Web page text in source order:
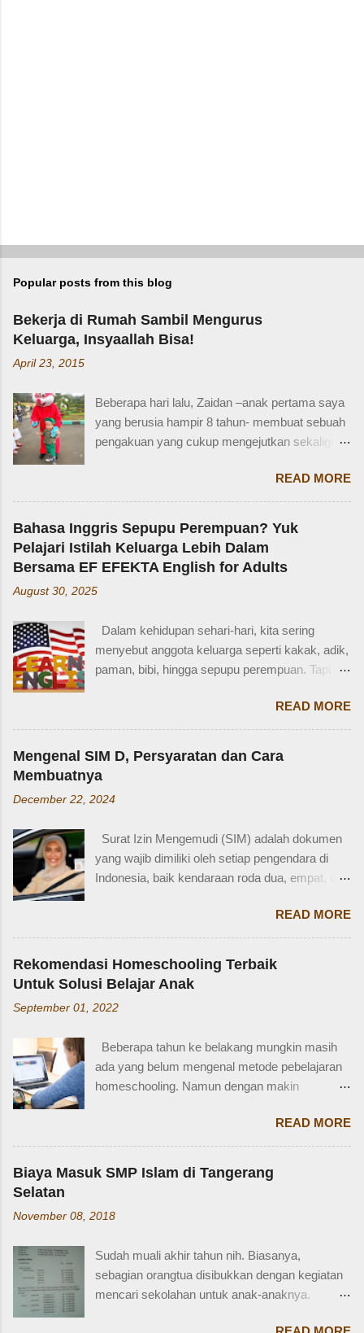
Popular posts from this blog
Bekerja di Rumah Sambil Mengurus
Keluarga, Insyaallah Bisa!
April 23, 2015
Beberapa hari lalu, Zaidan –anak pertama saya
yang berusia hampir 8 tahun- membuat sebuah
pengakuan yang cukup mengejutkan sekaligus
Zaidan: “Mi, waktu kakak kecil, kakak pernah
ditinggal beli sayur sama mba. Waktu itu
kakaknya lagi tidur. Terus kakak nangis. Sama
tetangga, kakak diajak main dan dipinjami
mainan.” Saya langsung memberondong Zaidan
dengan berbagai pertanyaan. Mbak yang
mana? Tetangga yang mana? Kejadiannya
tidak ingat detailnya. Ayau, mungkin juga dia
terkejut juga dengan reaksi saya. Bagaimana
tidak terkejut. Saya taksir usia Zaidan sekitar
Zaidan duduk di bangku TK, saya sudah tidak
bekerja di luar rumah. Meniggalkan anak usia
segitu, sendiri di rumah, tentu saja saya terkejut.
Memang beli sayur tak lama, 5 atau 10 menit
mungkin selesai kalau tidak antri. Tapi,
orang yang punya kese...
READ MORE
Bahasa Inggris Sepupu Perempuan? Yuk
Pelajari Istilah Keluarga Lebih Dalam
Bersama EF EFEKTA English for Adults
August 30, 2025
Dalam kehidupan sehari-hari, kita sering
menyebut anggota keluarga seperti kakak, adik,
paman, bibi, hingga sepupu perempuan. Tapi
bahasa Inggris? Salah satu contoh yang
menarik adalah bahasa Inggris sepupu
perempuan . Banyak orang mungkin tahu kata
"cousin", tapi tahukah kamu bahwa sepupu
female cousin? Memahami kosakata keluarga
percakapan santai, tetapi juga saat menulis,
traveling, bahkan dalam lingkungan kerja
internasional. Mengenal istilah keluarga akan
memperkenalkan diri atau menceritakan silsilah
keluarga. Contohnya, dalam bahasa Inggris:
Ayah = Father Ibu = Mother Kakak laki-laki =
Older brother Adik perempuan = Younger sister
Paman = Uncle Bibi = Aunt Sepupu perempuan
Seringkali, kita hanya menggunakan "cousin"
tanpa membed...
READ MORE
Mengenal SIM D, Persyaratan dan Cara
Membuatnya
December 22, 2024
Surat Izin Mengemudi (SIM) adalah dokumen
yang wajib dimiliki oleh setiap pengendara di
Indonesia, baik kendaraan roda dua, empat, dan
salah satunya adalah SIM D. Karena tidak
terlalu populer, banyak yang bertanya SIM D
untuk pengendara apa ya? Mengenal SIM D,
Persayaratan dan Cara Membuatnya
Berdasarkan webstite resmi humas.polri.go.id,
SIM D khusus dibuat untuk pengendara dengan
Disabiltas juga adalah manusia biasa yang
berhak berkendara untuk melakukan
aktifitasnya seperti mencari nafkah, menuntut
memfasilitasi dengan SIM khusus sesuai
dengan yang dibutuhkan. SIM D yang berlaku di
Indonesia dibagi menjadi dua macam yaitu SIM
SIM C, dan SIM D1 untuk pengendara mobil
dengan Perpol Nomor 5 Tahun 2021 mengenai
jenis SIM D yang belaku di Indonesia....
READ MORE
Rekomendasi Homeschooling Terbaik
Untuk Solusi Belajar Anak
September 01, 2022
Beberapa tahun ke belakang mungkin masih
ada yang belum mengenal metode pebelajaran
homeschooling. Namun dengan makin
ini, homeschooling jadi makin dikenal dan
bahkan diminati. Homeschooling merupakan
salah satu metode belajar yang sudah mulai tak
asing sekarang dan menjadi pilihan sebagian
Homeschooling adalah model pendidikan
punya tugas dan tanggung jawab penting
sebagai pengawas dan pemberi materi untuk
anak sesuai denagn minat, potensi dan bakat
READ MORE
Biaya Masuk SMP Islam di Tangerang
Selatan
November 08, 2018
Sudah muali akhir tahun nih. Biasanya,
sebagian orangtua disibukkan dengan kegiatan
mencari sekolahan untuk anak-anaknya.